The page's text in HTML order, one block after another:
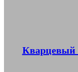
Кварцевый